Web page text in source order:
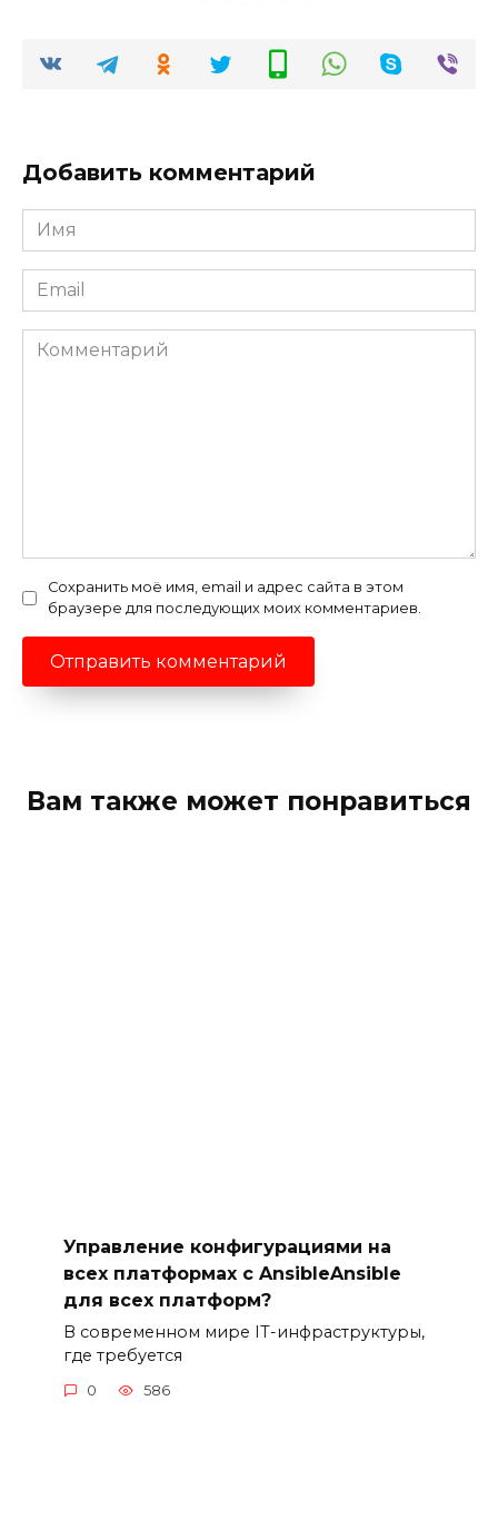
Добавить комментарий
Имя
*
Email
*
Комментарий
Сохранить моё имя, email и адрес сайта в этом
браузере для последующих моих комментариев.
Вам также может понравиться
Управление конфигурациями на
всех платформах с AnsibleAnsible
для всех платформ?
В современном мире IT-инфраструктуры,
где требуется
0 586